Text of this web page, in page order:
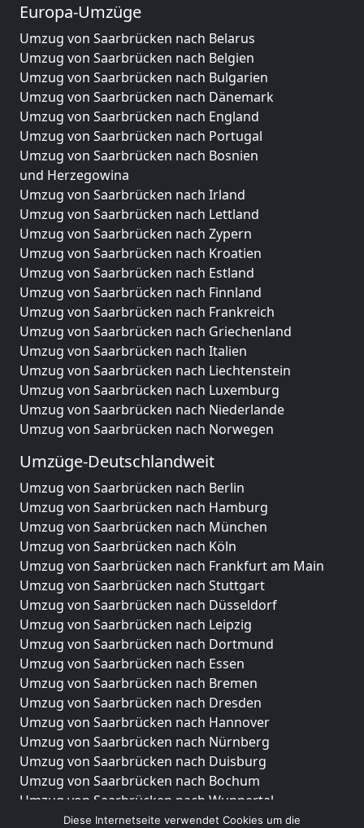
Europa-Umzüge
Umzug von Saarbrücken nach Belarus
Umzug von Saarbrücken nach Belgien
Umzug von Saarbrücken nach Bulgarien
Umzug von Saarbrücken nach Dänemark
Umzug von Saarbrücken nach England
Umzug von Saarbrücken nach Portugal
Umzug von Saarbrücken nach Bosnien
und Herzegowina
Umzug von Saarbrücken nach Irland
Umzug von Saarbrücken nach Lettland
Umzug von Saarbrücken nach Zypern
Umzug von Saarbrücken nach Kroatien
Umzug von Saarbrücken nach Estland
Umzug von Saarbrücken nach Finnland
Umzug von Saarbrücken nach Frankreich
Umzug von Saarbrücken nach Griechenland
Umzug von Saarbrücken nach Italien
Umzug von Saarbrücken nach Liechtenstein
Umzug von Saarbrücken nach Luxemburg
Umzug von Saarbrücken nach Niederlande
Umzug von Saarbrücken nach Norwegen
Umzüge-Deutschlandweit
Umzug von Saarbrücken nach Berlin
Umzug von Saarbrücken nach Hamburg
Umzug von Saarbrücken nach München
Umzug von Saarbrücken nach Köln
Umzug von Saarbrücken nach Frankfurt am Main
Umzug von Saarbrücken nach Stuttgart
Umzug von Saarbrücken nach Düsseldorf
Umzug von Saarbrücken nach Leipzig
Umzug von Saarbrücken nach Dortmund
Umzug von Saarbrücken nach Essen
Umzug von Saarbrücken nach Bremen
Umzug von Saarbrücken nach Dresden
Umzug von Saarbrücken nach Hannover
Umzug von Saarbrücken nach Nürnberg
Umzug von Saarbrücken nach Duisburg
Umzug von Saarbrücken nach Bochum
Umzug von Saarbrücken nach Wuppertal
Umzug von Saarbrücken nach Bielefeld
Diese Internetseite verwendet Cookies um die